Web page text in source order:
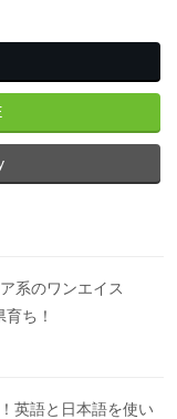
系のワンエイス
ち！
英語と日本語を使い